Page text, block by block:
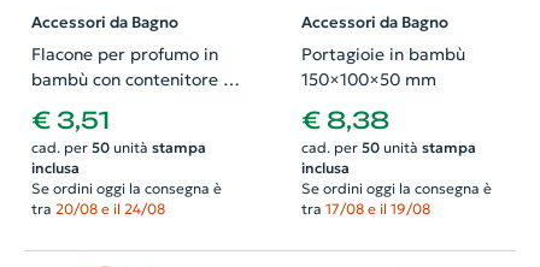
Accessori da Bagno
Flacone per profumo in
bambù con contenitore in
€ 3,51
cad. per 50unità stampa
inclusa
Se ordini oggi la consegna è
tra 20/08 e il 24/08
Accessori da Bagno
Portagioie in bambù
150×100×50 mm
€ 8,38
cad. per 50unità stampa
inclusa
Se ordini oggi la consegna è
tra 17/08 e il 19/08